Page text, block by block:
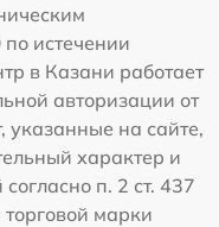
истечении
в Казани работает
авторизации от
указанные на сайте,
характер и
п. 2 ст. 437
марки